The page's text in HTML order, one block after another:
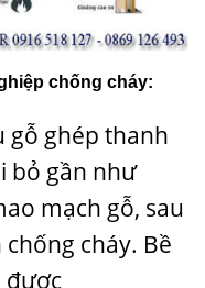
chống cháy:
gỗ ghép thanh
bỏ gần như
mạch gỗ, sau
cháy. Bề
được